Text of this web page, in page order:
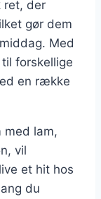
ret, der
gør dem
Med
forskellige
en række
med lam,
vil
et hit hos
du